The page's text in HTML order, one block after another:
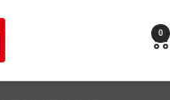
0